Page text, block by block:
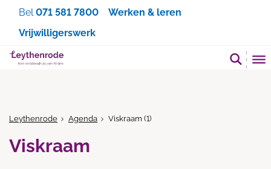
Bel071 581 7800
Werken & leren
Vrijwilligerswerk
Leythenrode Agenda Viskraam (1)
Viskraam